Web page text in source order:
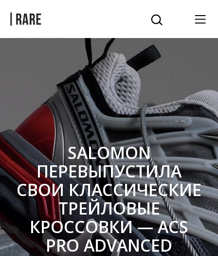
SALOMON
ПЕРЕВЫПУСТИЛА
СВОИ КЛАССИЧЕСКИЕ
ТРЕЙЛОВЫЕ
КРОССОВКИ — ACS
PRO ADVANCED